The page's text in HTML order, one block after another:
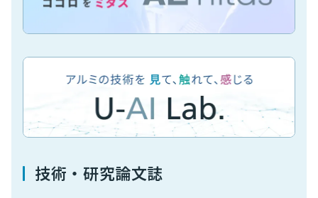
技術・研究論文誌